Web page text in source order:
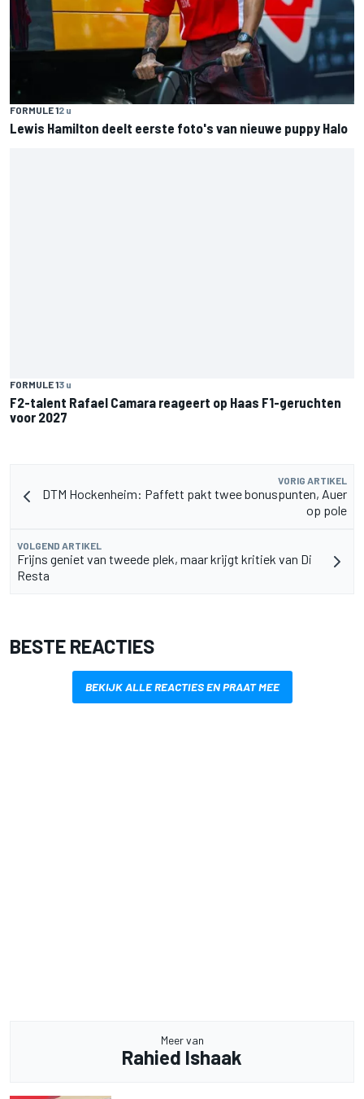
FORMULE 12 u
Lewis Hamilton deelt eerste foto's van nieuwe puppy Halo
FORMULE 13 u
F2-talent Rafael Camara reageert op Haas F1-geruchten
voor 2027
VORIG ARTIKEL
DTM Hockenheim: Paffett pakt twee bonuspunten, Auer
op pole
VOLGEND ARTIKEL
Frijns geniet van tweede plek, maar krijgt kritiek van Di
Resta
BESTE REACTIES
BEKIJK ALLE REACTIES EN PRAAT MEE
Meer van
Rahied Ishaak